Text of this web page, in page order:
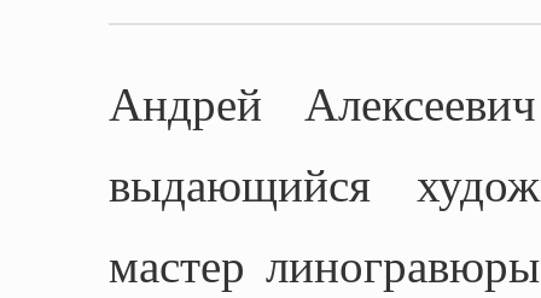
Андрей
выдающийся
мастер